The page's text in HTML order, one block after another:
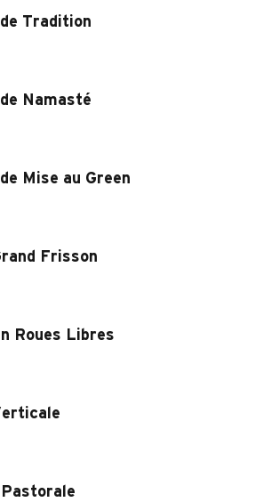
Tradition
Namasté
Mise au Green
Frisson
Roues Libres